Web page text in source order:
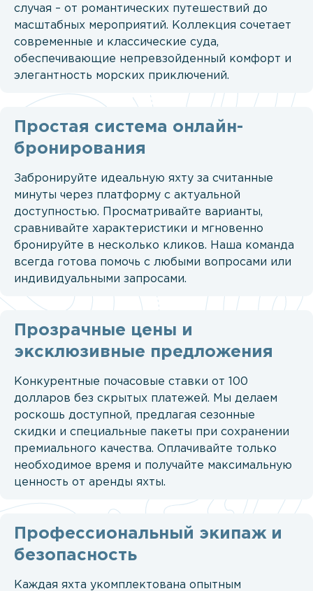
случая – от романтических путешествий до
масштабных мероприятий. Коллекция сочетает
современные и классические суда,
обеспечивающие непревзойденный комфорт и
элегантность морских приключений.
Простая система онлайн-
бронирования
Забронируйте идеальную яхту за считанные
минуты через платформу с актуальной
доступностью. Просматривайте варианты,
сравнивайте характеристики и мгновенно
бронируйте в несколько кликов. Наша команда
всегда готова помочь с любыми вопросами или
индивидуальными запросами.
Прозрачные цены и
эксклюзивные предложения
Конкурентные почасовые ставки от 100
долларов без скрытых платежей. Мы делаем
роскошь доступной, предлагая сезонные
скидки и специальные пакеты при сохранении
премиального качества. Оплачивайте только
необходимое время и получайте максимальную
ценность от аренды яхты.
Профессиональный экипаж и
безопасность
Каждая яхта укомплектована опытным